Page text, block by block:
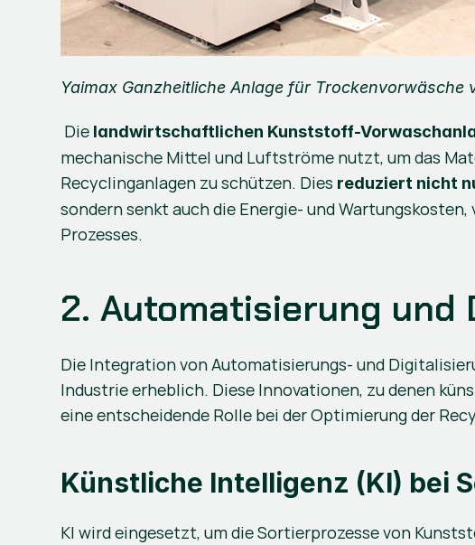
Yaimax Ganzheitliche Anlage für Trockenvorwäsche
Die landwirtschaftlichen Kunststoff-
mechanische Mittel und Luftströme nutzt, um das
Recyclinganlagen zu schützen. Dies reduziert nicht
sondern senkt auch die Energie- und
Prozesses.
2. Automatisierung und
Die Integration von Automatisierungs- und
Industrie erheblich. Diese Innovationen, zu denen
eine entscheidende Rolle bei der Optimierung der
Künstliche Intelligenz (KI) bei
KI wird eingesetzt, um die Sortierprozesse von